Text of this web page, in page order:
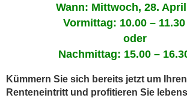
Wann: Mittwoch, 28.
Vormittag: 10.00 –
oder
Nachmittag: 15.00 –
Kümmern Sie sich bereits jetzt um
Renteneintritt und profitieren Sie